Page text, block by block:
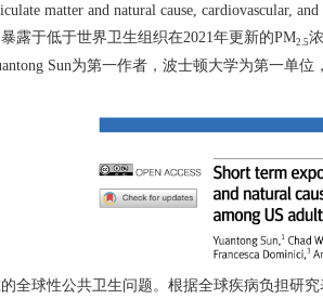
matter and natural cause, cardiovascular,
露于低于世界卫生组织在2021年更新的PM2.5
Sun为第一作者，波士顿大学为第一单位，
全球性公共卫生问题。根据全球疾病负担研